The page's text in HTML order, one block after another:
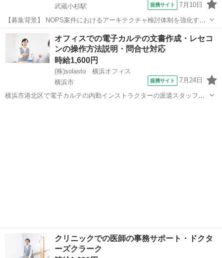
武蔵小杉駅
提携サイト 7月10日
【募集背景】 NOPS案件におけるアーキテクチャ検討体制を強化する
ための募集です。 【作業内容】 NOPS案件のアーキ検討チームにて、
システム全体としてのアーキテクチャ検討や方式設計を担当いただき
ます。決定事項の開発チーム...
神奈川 武蔵小杉駅 エンジニア
オフィスでの電子カルテの文書作成・レセコ
ンの操作方法説明・問合せ対応
時給1,600円
(株)solasto 横浜オフィス
横浜市
提携サイト 7月24日
横浜市港北区で電子カルテの内勤インストラクターの派遣スタッフ募
クリニックでの医師の事務サポート・ドクタ
ーズクラーク